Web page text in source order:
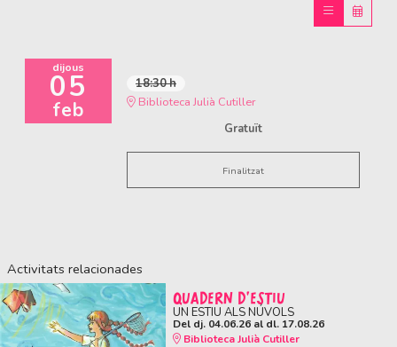
dijous
05
feb
18:30 h
Biblioteca Julià Cutiller
Gratuït
Finalitzat
Activitats relacionades
QUADERN D'ESTIU
UN ESTIU ALS NÚVOLS
Del dj. 04.06.26al dl. 17.08.26
Biblioteca Julià Cutiller